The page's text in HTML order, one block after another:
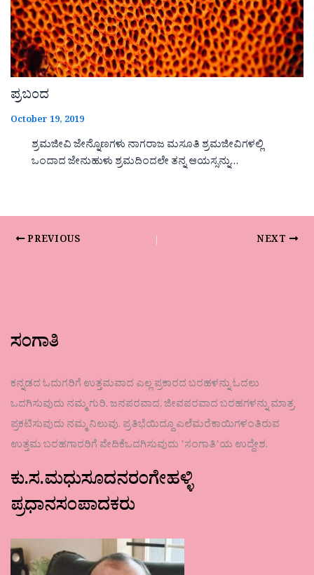
ಪ್ರಬಂದ
October 19, 2019
ಶ್ರಮಜೀವಿ ಜೇನ್ನೊಣಗಳು ನಾಗರಾಜ ಮಸೂತಿ ಶ್ರಮಜೀವಿಗಳಲ್ಲಿ
ಒಂದಾದ ಜೇನುಹುಳು ಶ್ರಮದಿಂದಲೇ ತನ್ನ ಆಯಸ್ಸನ್ನು…
PREVIOUS NEXT
ಸಂಗಾತಿ
ಕನ್ನಡದ ಓದುಗರಿಗೆ ಉತ್ತಮವಾದ ಎಲ್ಲ ಪ್ರಕಾರದ ಬರಹಳನ್ನು ಓದಲು
ಒದಗಿಸುವುದು ನಮ್ಮ ಗುರಿ. ಜನಪರವಾದ, ಜೀವಪರವಾದ ಬರಹಗಳನ್ನು ಮಾತ್ರ
ಪ್ರಕಟಿಸುವುದು ನಮ್ಮ ನಿಲುವು. ಪ್ರತಿಭೆಯಿದ್ದೂ ಎಲೆಮರೆಕಾಯಿಗಳಂತಿರುವ
ಉತ್ತಮ ಬರಹಗಾರರಿಗೆ ವೇದಿಕೆಒದಗಿಸುವುದು ʼಸಂಗಾತಿʼಯ ಉದ್ದೇಶ.
ಕು.ಸ.ಮಧುಸೂದನರಂಗೇಹಳ್ಳಿ
ಪ್ರಧಾನಸಂಪಾದಕರು